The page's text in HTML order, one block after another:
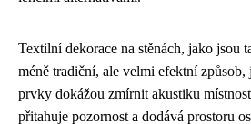
Textilní dekorace na stěnách, jako jsou
méně tradiční, ale velmi efektní
prvky dokážou zmírnit akustiku
přitahuje pozornost a dodává prostoru